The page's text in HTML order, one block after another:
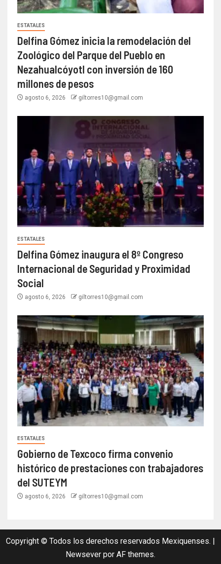
ESTATALES
Delfina Gómez inicia la remodelación del
Zoológico del Parque del Pueblo en
Nezahualcóyotl con inversión de 160
millones de pesos
agosto 6, 2026 giltorres10@gmail.com
ESTATALES
Delfina Gómez inaugura el 8º Congreso
Internacional de Seguridad y Proximidad
Social
agosto 6, 2026 giltorres10@gmail.com
ESTATALES
Gobierno de Texcoco firma convenio
histórico de prestaciones con trabajadores
del SUTEYM
agosto 6, 2026 giltorres10@gmail.com
Copyright © Todos los derechos reservados Mexiquenses. |
Newsever por AF themes.